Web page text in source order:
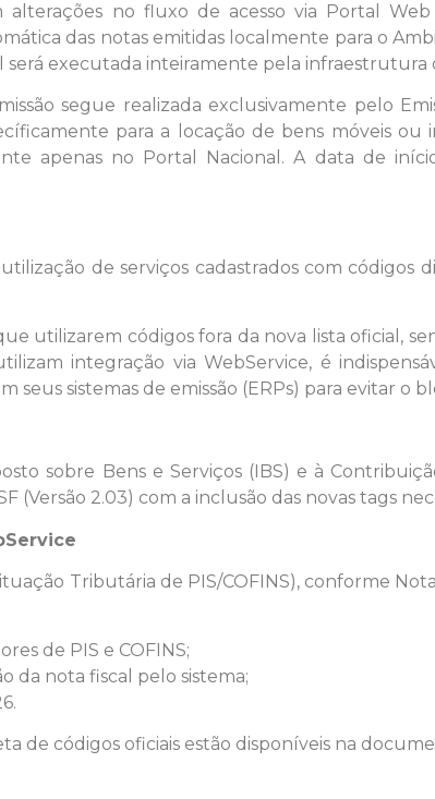
no fluxo de acesso via Portal
das notas emitidas localmente para o
será executada inteiramente pela infraestrutura
segue realizada exclusivamente pelo
para a locação de bens móveis ou
apenas no Portal Nacional. A data de
de serviços cadastrados com códigos
utilizarem códigos fora da nova lista oficial,
integração via WebService, é
sistemas de emissão (ERPs) para evitar o
sobre Bens e Serviços (IBS) e à
(Versão 2.03) com a inclusão das novas tags
Tributária de PIS/COFINS), conforme
de PIS e COFINS;
da nota fiscal pelo sistema;
de códigos oficiais estão disponíveis na